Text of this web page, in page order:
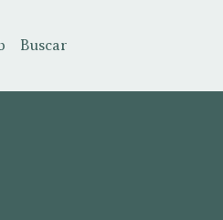
Buscar